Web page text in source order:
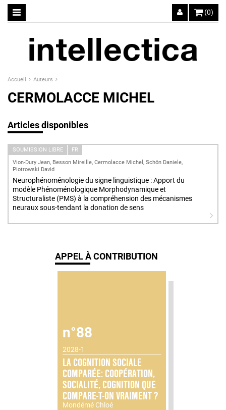
(0)
Accueil Auteurs
CERMOLACCE MICHEL
Articles disponibles
SOUMISSION LIBRE
FR
Vion-Dury Jean, Besson Mireille, Cermolacce Michel, Schön Daniele,
Piotrowski David
Neurophénoménologie du signe linguistique : Apport du
modèle Phénoménologique Morphodynamique et
Structuraliste (PMS) à la compréhension des mécanismes
neuraux sous-tendant la donation de sens
APPEL À CONTRIBUTION
n°88
2028-1
LA COGNITION SOCIALE
COMPARÉE: COOPÉRATION,
SOCIALITÉ, COGNITION QUE
COMPARE-T-ON VRAIMENT ?
Mondémé Chloé